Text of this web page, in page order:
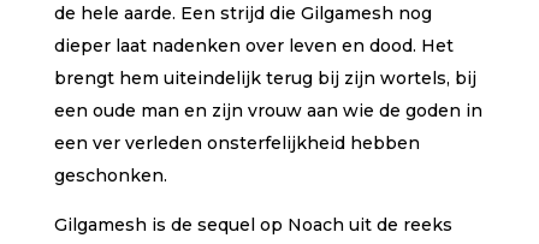
de hele aarde. Een strijd die Gilgamesh nog
dieper laat nadenken over leven en dood. Het
brengt hem uiteindelijk terug bij zijn wortels, bij
een oude man en zijn vrouw aan wie de goden in
een ver verleden onsterfelijkheid hebben
geschonken.
Gilgamesh is de sequel op Noach uit de reeks